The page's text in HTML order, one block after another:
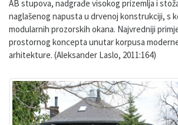
AB stupova, nadgrađe visokog prizemlja i
naglašenog napusta u drvenoj konstrukciji, s
modularnih prozorskih okana. Najvredniji
prostornog koncepta unutar korpusa
arhitekture. (Aleksander Laslo, 2011:164)